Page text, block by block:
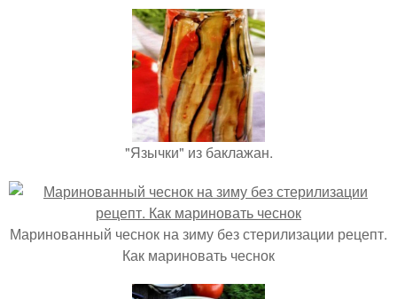
"Язычки" из баклажан.
Маринованный чеснок на зиму без стерилизации рецепт.
Как мариновать чеснок